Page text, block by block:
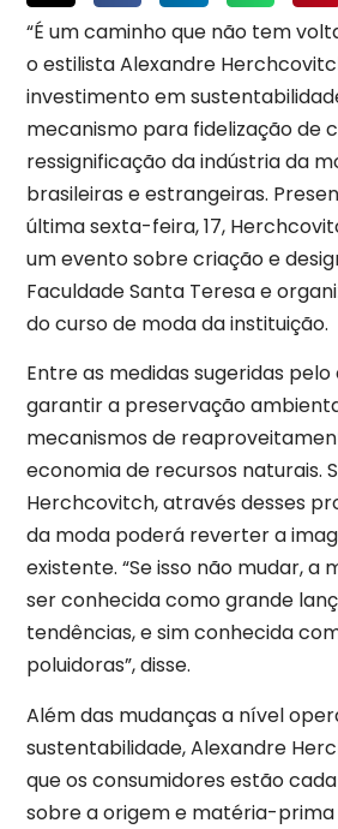
“É um caminho que não tem
o estilista Alexandre
investimento em
mecanismo para fidelização de
ressignificação da indústria da
brasileiras e estrangeiras.
última sexta-feira, 17,
um evento sobre criação e
Faculdade Santa Teresa e
do curso de moda da instituição.
Entre as medidas sugeridas
garantir a preservação
mecanismos de
economia de recursos naturais.
Herchcovitch, através desses
da moda poderá reverter a
existente. “Se isso não mudar, a
ser conhecida como grande
tendências, e sim conhecida
poluidoras”, disse.
Além das mudanças a nível
sustentabilidade, Alexandre
que os consumidores estão
sobre a origem e matéria-prima